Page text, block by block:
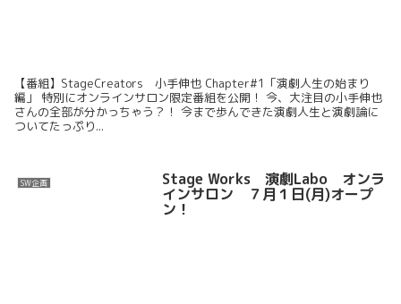
【番組】StageCreators 小手伸也 Chapter#1「演劇人生の始まり
編」 特別にオンラインサロン限定番組を公開！ 今、大注目の小手伸也
さんの全部が分かっちゃう？！ 今まで歩んできた演劇人生と演劇論に
ついてたっぷり...
SW企画 Stage Works 演劇Labo オンラ
インサロン ７月１日(月)オープ
ン！